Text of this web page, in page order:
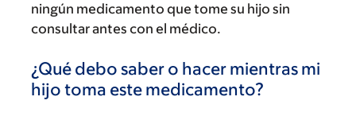
ningún medicamento que tome su hijo sin
consultar antes con el médico.
¿Qué debo saber o hacer mientras mi
hijo toma este medicamento?